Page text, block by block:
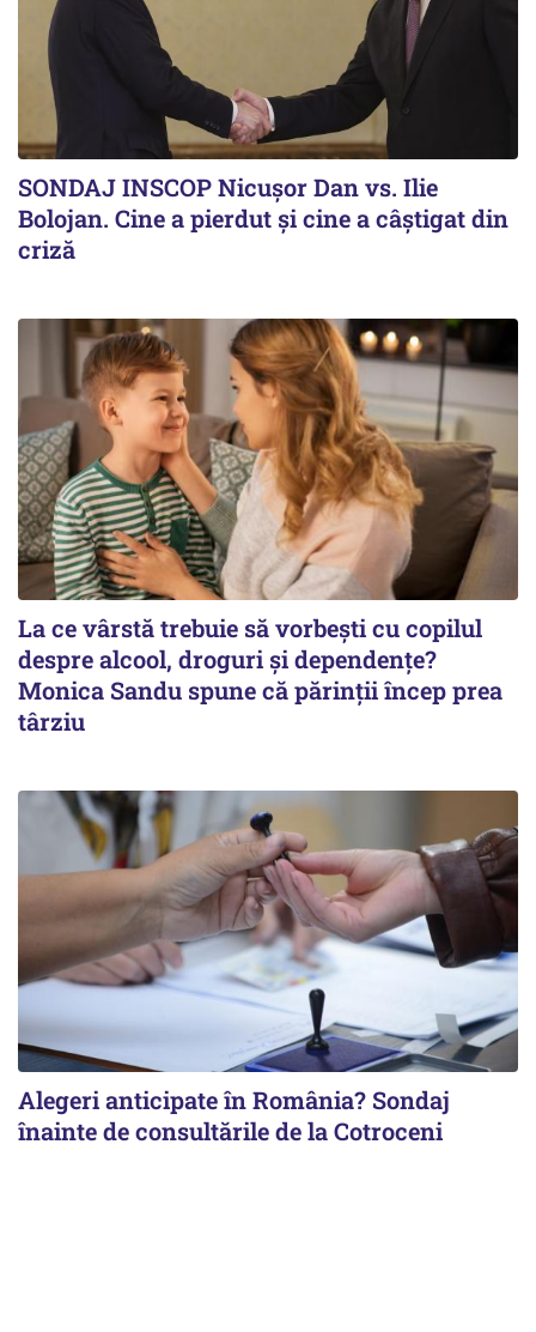
SONDAJ INSCOP Nicușor Dan vs. Ilie
Bolojan. Cine a pierdut și cine a câștigat din
criză
La ce vârstă trebuie să vorbești cu copilul
despre alcool, droguri și dependențe?
Monica Sandu spune că părinții încep prea
târziu
Alegeri anticipate în România? Sondaj
înainte de consultările de la Cotroceni